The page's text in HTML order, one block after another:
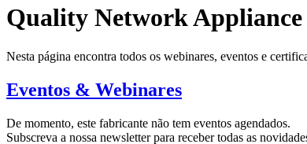
Quality Network
Nesta página encontra todos os webinares, eventos e
Eventos & Webinares
De momento, este fabricante não tem eventos agendados.
Subscreva a nossa newsletter para receber todas as